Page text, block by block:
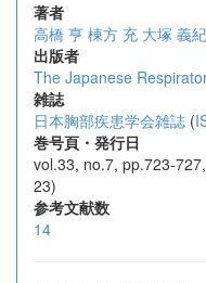
著者
高橋 亨 棟方 充 大塚 義紀
出版者
The Japanese
雑誌
日本胸部疾患学会雑誌 (
巻号頁・発行日
vol.33, no.7, pp.723-
23)
参考文献数
14